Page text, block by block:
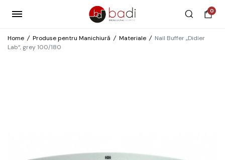
0
Home / Produse pentru Manichiură / Materiale / Nail Buffer „Didier
Lab“, grey 100/180